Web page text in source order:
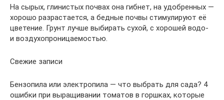
На сырых, глинистых почвах она гибнет, на удобренных —
хорошо разрастается, а бедные почвы стимулируют её
цветение. Грунт лучше выбирать сухой, с хорошей водо-
и воздухопроницаемостью.
Свежие записи
Бензопила или электропила — что выбрать для сада? 4
ошибки при выращивании томатов в горшках, которые